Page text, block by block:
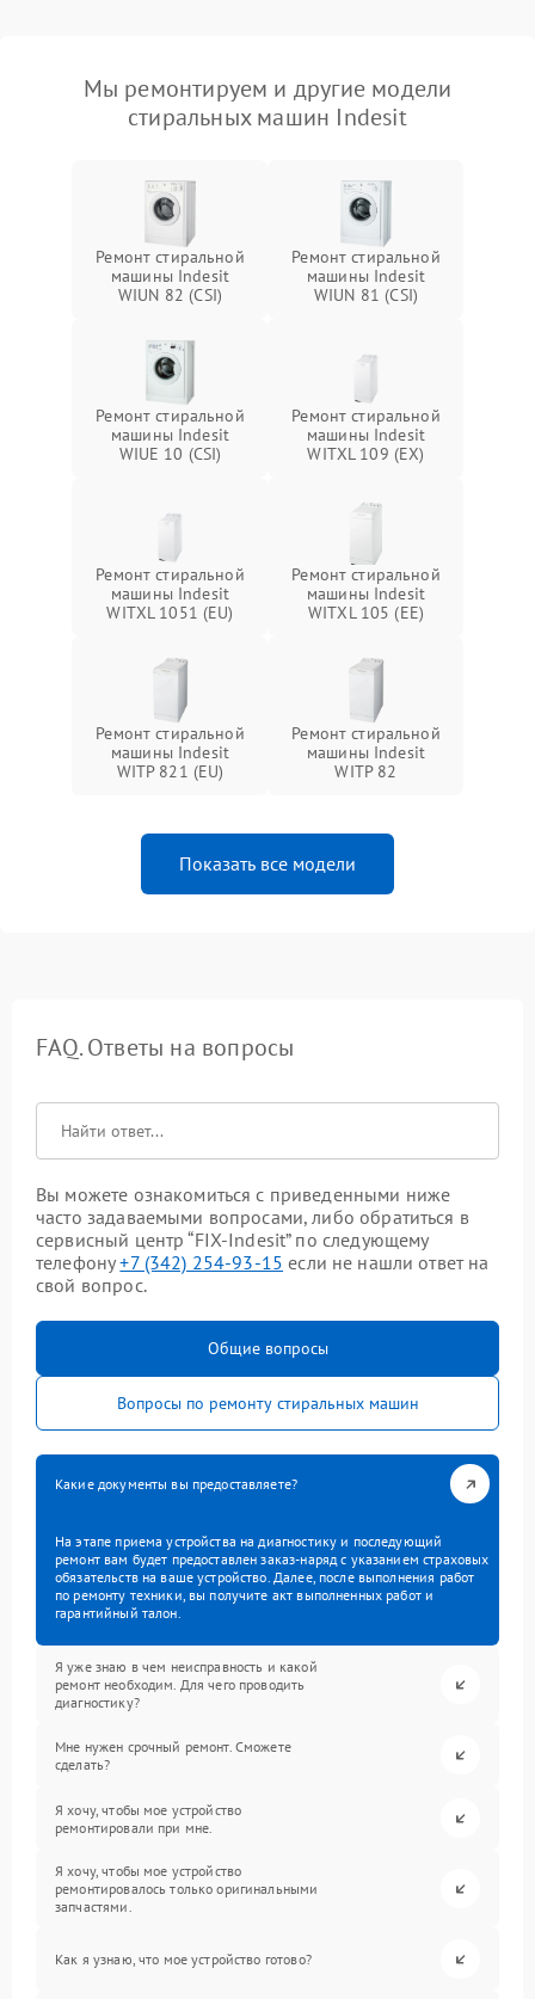
Мы ремонтируем и другие модели
стиральных машин Indesit
Ремонт стиральной
машины Indesit
WIUN 82 (CSI)
Ремонт стиральной
машины Indesit
WIUN 81 (CSI)
Ремонт стиральной
машины Indesit
WIUE 10 (CSI)
Ремонт стиральной
машины Indesit
WITXL 109 (EX)
Ремонт стиральной
машины Indesit
WITXL 1051 (EU)
Ремонт стиральной
машины Indesit
WITXL 105 (EE)
Ремонт стиральной
машины Indesit
WITP 821 (EU)
Ремонт стиральной
машины Indesit
WITP 82
Показать все модели
FAQ. Ответы на вопросы
Вы можете ознакомиться с приведенными ниже
часто задаваемыми вопросами, либо обратиться в
сервисный центр “FIX-Indesit” по следующему
телефону+7 (342) 254-93-15 если не нашли ответ на
свой вопрос.
Общие вопросы
Вопросы по ремонту стиральных машин
Какие документы вы предоставляете?
На этапе приема устройства на диагностику и последующий
ремонт вам будет предоставлен заказ-наряд с указанием страховых
обязательств на ваше устройство. Далее, после выполнения работ
по ремонту техники, вы получите акт выполненных работ и
гарантийный талон.
Я уже знаю в чем неисправность и какой
ремонт необходим. Для чего проводить
диагностику?
Мне нужен срочный ремонт. Сможете
сделать?
Я хочу, чтобы мое устройство
ремонтировали при мне.
Я хочу, чтобы мое устройство
ремонтировалось только оригинальными
запчастями.
Как я узнаю, что мое устройство готово?